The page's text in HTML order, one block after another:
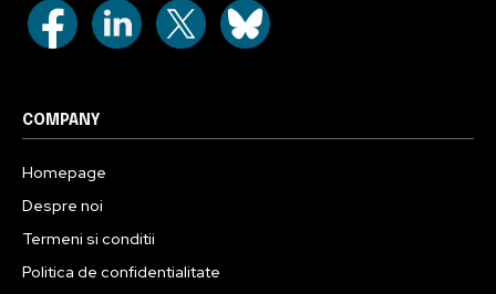
COMPANY
Homepage
Despre noi
Termeni si conditii
Politica de confidentialitate